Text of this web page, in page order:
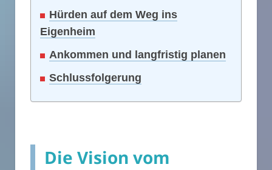
Hürden auf dem Weg ins
Eigenheim
Ankommen und langfristig planen
Schlussfolgerung
Die Vision vom